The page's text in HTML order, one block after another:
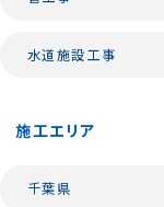
水道施設工事
施工エリア
千葉県